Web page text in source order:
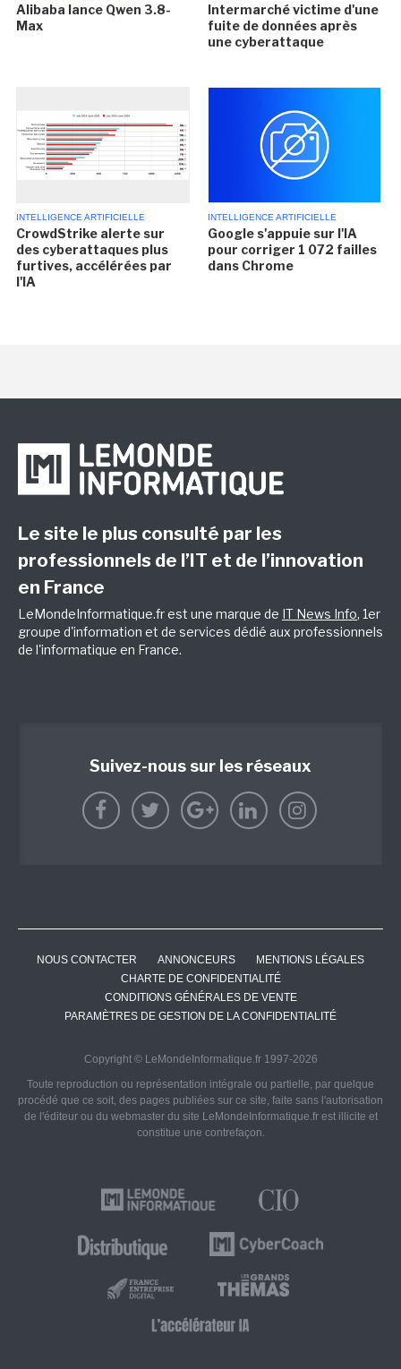
Alibaba lance Qwen 3.8-
Max
Intermarché victime d'une
fuite de données après
une cyberattaque
INTELLIGENCE ARTIFICIELLE
CrowdStrike alerte sur
des cyberattaques plus
furtives, accélérées par
l'IA
INTELLIGENCE ARTIFICIELLE
Google s'appuie sur l'IA
pour corriger 1 072 failles
dans Chrome
Le site le plus consulté par les
professionnels de l’IT et de l’innovation
en France
LeMondeInformatique.fr est une marque de IT News Info, 1er
groupe d'information et de services dédié aux professionnels
de l'informatique en France.
Suivez-nous sur les réseaux
NOUS CONTACTER ANNONCEURS
MENTIONS LÉGALES
CHARTE DE CONFIDENTIALITÉ
CONDITIONS GÉNÉRALES DE VENTE
PARAMÈTRES DE GESTION DE LA CONFIDENTIALITÉ
Copyright © LeMondeInformatique.fr 1997-2026
Toute reproduction ou représentation intégrale ou partielle, par quelque
procédé que ce soit, des pages publiées sur ce site, faite sans l'autorisation
de l'éditeur ou du webmaster du site LeMondeInformatique.fr est illicite et
constitue une contrefaçon.